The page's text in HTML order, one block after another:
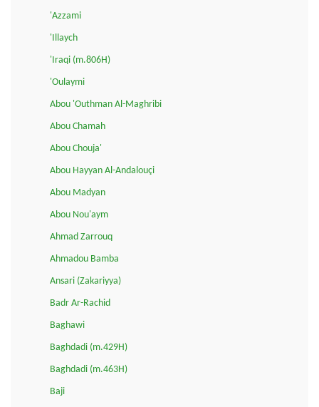
'Azzami
'Illaych
'Iraqi (m.806H)
'Oulaymi
Abou 'Outhman Al-Maghribi
Abou Chamah
Abou Chouja'
Abou Hayyan Al-Andalouçi
Abou Madyan
Abou Nou'aym
Ahmad Zarrouq
Ahmadou Bamba
Ansari (Zakariyya)
Badr Ar-Rachid
Baghawi
Baghdadi (m.429H)
Baghdadi (m.463H)
Baji